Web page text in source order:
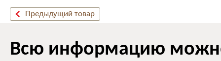
Предыдущий товар
Всю информацию